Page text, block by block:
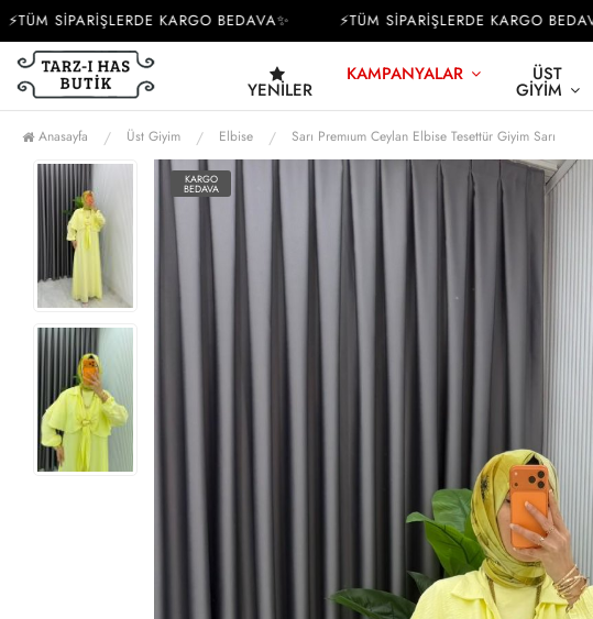
SİPARİŞLERDE KARGO BEDAVA✨ ⚡TÜM SİPARİŞLERDE KARGO BEDAVA✨
YENILER
KAMPANYALAR ÜST
GIYIM
Anasayfa Üst Giyim Elbise Sarı Premıum Ceylan Elbise Tesettür Giyim Sarı
KARGO
BEDAVA